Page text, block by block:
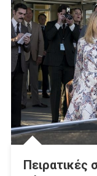
Πειρατικές